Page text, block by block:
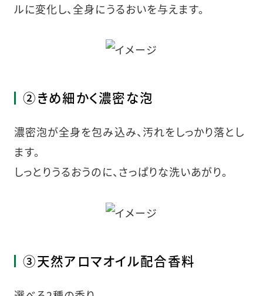
ルに変化し、全身にうるおいを与えます。
②きめ細かく濃密な泡
濃密泡が全身を包み込み、汚れをしっかり落とし
ます。
しっとりうるおうのに、さっぱりな洗いあがり。
③天然アロマオイル配合香料